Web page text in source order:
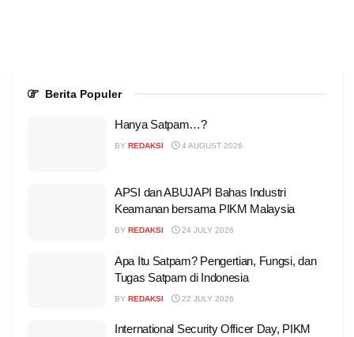
Berita Populer
Hanya Satpam…?
BY REDAKSI 4 AUGUST 2026
APSI dan ABUJAPI Bahas Industri
Keamanan bersama PIKM Malaysia
BY REDAKSI 24 JULY 2026
Apa Itu Satpam? Pengertian, Fungsi, dan
Tugas Satpam di Indonesia
BY REDAKSI 22 JULY 2026
International Security Officer Day, PIKM